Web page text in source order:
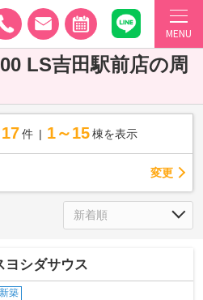
MENU
LS吉田駅前店の周
17 件 1～15 棟を表示
変更
ヨシダサウス
新築